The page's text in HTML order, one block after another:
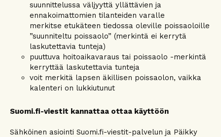
suunnittelussa väljyyttä yllättävien ja
ennakoimattomien tilanteiden varalle
merkitse etukäteen tiedossa oleville poissaoloille
”suunniteltu poissaolo” (merkintä ei kerrytä
laskutettavia tunteja)
puuttuva hoitoaikavaraus tai poissaolo -merkintä
kerryttää laskutettavia tunteja
voit merkitä lapsen äkillisen poissaolon, vaikka
kalenteri on lukkiutunut
Suomi.fi-viestit kannattaa ottaa käyttöön
Sähköinen asiointi Suomi.fi-viestit-palvelun ja Päikky